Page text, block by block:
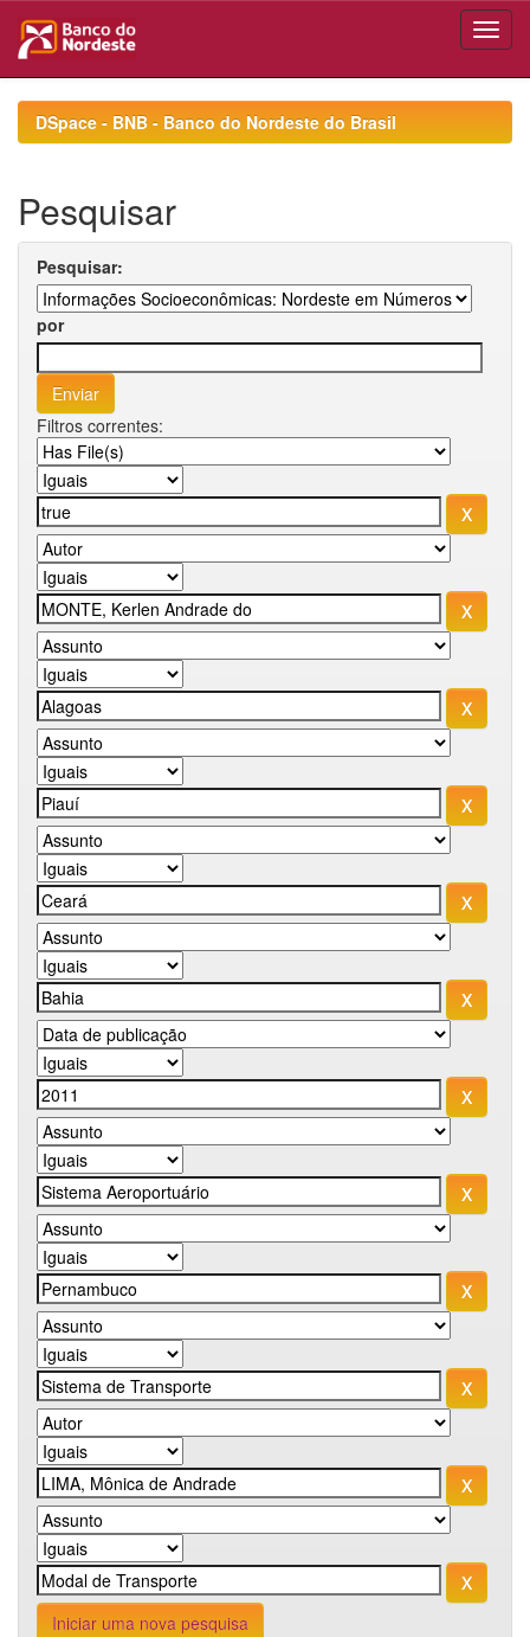
navigationDSpace - BNB - Banco do Nordeste do Brasil
Pesquisar
Pesquisar:
por
Filtros correntes:
Iniciar uma nova pesquisa